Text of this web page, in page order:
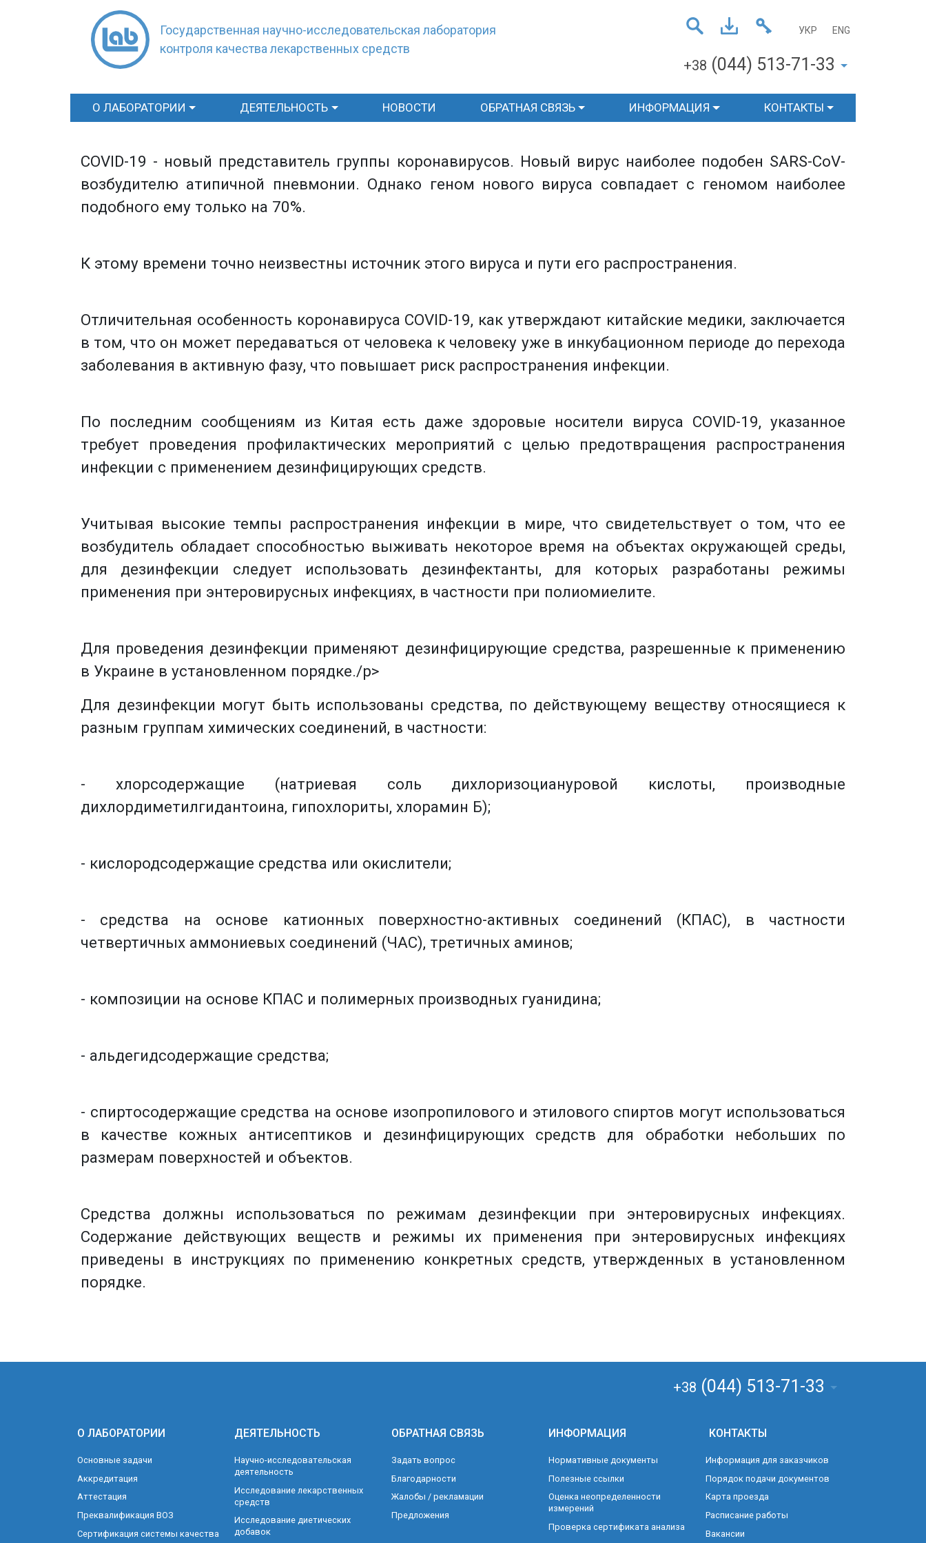
Государственная научно-исследовательская лаборатория
контроля качества лекарственных средств
УКР ENG
+38 (044) 513-71-33
О ЛАБОРАТОРИИ ДЕЯТЕЛЬНОСТЬ НОВОСТИ ОБРАТНАЯ СВЯЗЬ ИНФОРМАЦИЯ КОНТАКТЫ
COVID-19 - новый представитель группы коронавирусов. Новый вирус наиболее подобен SARS-CoV-
возбудителю атипичной пневмонии. Однако геном нового вируса совпадает с геномом наиболее
подобного ему только на 70%.
К этому времени точно неизвестны источник этого вируса и пути его распространения.
Отличительная особенность коронавируса COVID-19, как утверждают китайские медики, заключается
в том, что он может передаваться от человека к человеку уже в инкубационном периоде до перехода
заболевания в активную фазу, что повышает риск распространения инфекции.
По последним сообщениям из Китая есть даже здоровые носители вируса COVID-19, указанное
требует проведения профилактических мероприятий с целью предотвращения распространения
инфекции с применением дезинфицирующих средств.
Учитывая высокие темпы распространения инфекции в мире, что свидетельствует о том, что ее
возбудитель обладает способностью выживать некоторое время на объектах окружающей среды,
для дезинфекции следует использовать дезинфектанты, для которых разработаны режимы
применения при энтеровирусных инфекциях, в частности при полиомиелите.
Для проведения дезинфекции применяют дезинфицирующие средства, разрешенные к применению
в Украине в установленном порядке./p>
Для дезинфекции могут быть использованы средства, по действующему веществу относящиеся к
разным группам химических соединений, в частности:
- хлорсодержащие (натриевая соль дихлоризоциануровой кислоты, производные
дихлордиметилгидантоина, гипохлориты, хлорамин Б);
- кислородсодержащие средства или окислители;
- средства на основе катионных поверхностно-активных соединений (КПАС), в частности
четвертичных аммониевых соединений (ЧАС), третичных аминов;
- композиции на основе КПАС и полимерных производных гуанидина;
- альдегидсодержащие средства;
- спиртосодержащие средства на основе изопропилового и этилового спиртов могут использоваться
в качестве кожных антисептиков и дезинфицирующих средств для обработки небольших по
размерам поверхностей и объектов.
Средства должны использоваться по режимам дезинфекции при энтеровирусных инфекциях.
Содержание действующих веществ и режимы их применения при энтеровирусных инфекциях
приведены в инструкциях по применению конкретных средств, утвержденных в установленном
порядке.
+38 (044) 513-71-33
О ЛАБОРАТОРИИ
Основные задачи
Аккредитация
Аттестация
Преквалификация ВОЗ
Сертификация системы качества
ДЕЯТЕЛЬНОСТЬ
Научно-исследовательская
деятельность
Исследование лекарственных
средств
Исследование диетических
добавок
ОБРАТНАЯ СВЯЗЬ
Задать вопрос
Благодарности
Жалобы / рекламации
Предложения
ИНФОРМАЦИЯ
Нормативные документы
Полезные ссылки
Оценка неопределенности
измерений
Проверка сертификата анализа
КОНТАКТЫ
Информация для заказчиков
Порядок подачи документов
Карта проезда
Расписание работы
Вакансии